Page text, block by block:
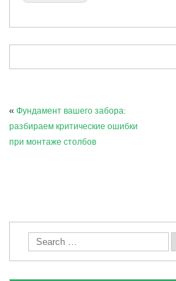
«Фундамент вашего забора:
разбираем критические ошибки
при монтаже столбов